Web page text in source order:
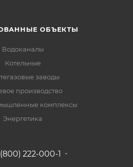
ОБЪЕКТЫ
Водоканалы
Котельные
заводы
производство
комплексы
Энергетика
222-000-1